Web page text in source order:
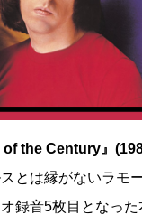
of the Century』
とは縁がないラモ
録音5枚目となっ